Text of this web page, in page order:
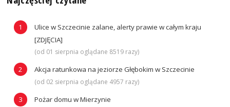
Ulice w Szczecinie zalane, alerty prawie w całym kraju
[ZDJĘCIA]
(od 01 sierpnia oglądane 8519 razy)
Akcja ratunkowa na jeziorze Głębokim w Szczecinie
(od 02 sierpnia oglądane 4957 razy)
Pożar domu w Mierzynie